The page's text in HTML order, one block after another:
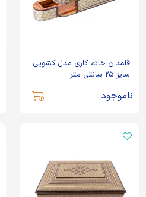
قلمدان خاتم کاری مدل کشویی
سایز 25 سانتی متر
ناموجود